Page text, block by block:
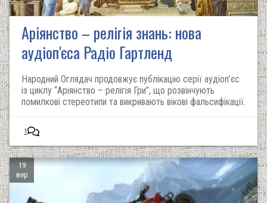
Аріянство – релігія знань: нова
аудіоп'єса Радіо Гартленд
Народний Оглядач продовжує публікацію серії аудіоп’єс
із циклу “Аріянство – релігія Гри”, що розвінчують
помилкові стереотипи та викривають вікові фальсифікації.
1
19
вер